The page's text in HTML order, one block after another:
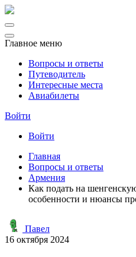
Главное меню
Вопросы и ответы
Путеводитель
Интересные места
Авиабилеты
Войти
Войти
Главная
Вопросы и ответы
Армения
Как подать на
особенности и нюансы
Павел
16 октября 2024